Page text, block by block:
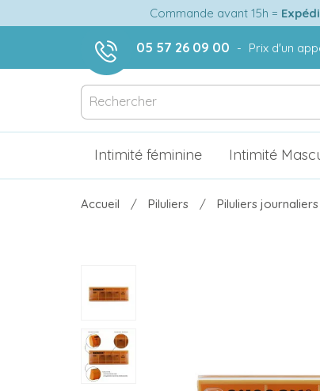
Commande avant 15h =
05 57 26 09 00 - Prix d'un
Intimité féminine Intimité
Accueil Piluliers Piluliers journaliers